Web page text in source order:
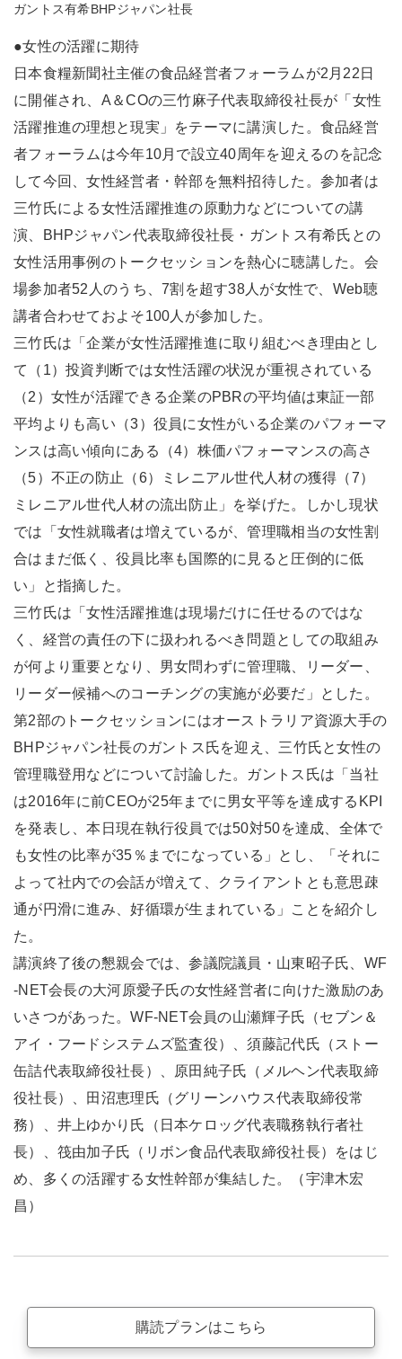
ガントス有希BHPジャパン社長
●女性の活躍に期待
日本食糧新聞社主催の食品経営者フォーラムが2月22日
に開催され、A＆COの三竹麻子代表取締役社長が「女性
活躍推進の理想と現実」をテーマに講演した。食品経営
者フォーラムは今年10月で設立40周年を迎えるのを記念
して今回、女性経営者・幹部を無料招待した。参加者は
三竹氏による女性活躍推進の原動力などについての講
演、BHPジャパン代表取締役社長・ガントス有希氏との
女性活用事例のトークセッションを熱心に聴講した。会
場参加者52人のうち、7割を超す38人が女性で、Web聴
講者合わせておよそ100人が参加した。
三竹氏は「企業が女性活躍推進に取り組むべき理由とし
て（1）投資判断では女性活躍の状況が重視されている
（2）女性が活躍できる企業のPBRの平均値は東証一部
平均よりも高い（3）役員に女性がいる企業のパフォーマ
ンスは高い傾向にある（4）株価パフォーマンスの高さ
（5）不正の防止（6）ミレニアル世代人材の獲得（7）
ミレニアル世代人材の流出防止」を挙げた。しかし現状
では「女性就職者は増えているが、管理職相当の女性割
合はまだ低く、役員比率も国際的に見ると圧倒的に低
い」と指摘した。
三竹氏は「女性活躍推進は現場だけに任せるのではな
く、経営の責任の下に扱われるべき問題としての取組み
が何より重要となり、男女問わずに管理職、リーダー、
リーダー候補へのコーチングの実施が必要だ」とした。
第2部のトークセッションにはオーストラリア資源大手の
BHPジャパン社長のガントス氏を迎え、三竹氏と女性の
管理職登用などについて討論した。ガントス氏は「当社
は2016年に前CEOが25年までに男女平等を達成するKPI
を発表し、本日現在執行役員では50対50を達成、全体で
も女性の比率が35％までになっている」とし、「それに
よって社内での会話が増えて、クライアントとも意思疎
通が円滑に進み、好循環が生まれている」ことを紹介し
た。
講演終了後の懇親会では、参議院議員・山東昭子氏、WF
-NET会長の大河原愛子氏の女性経営者に向けた激励のあ
いさつがあった。WF-NET会員の山瀬輝子氏（セブン＆
アイ・フードシステムズ監査役）、須藤記代氏（ストー
缶詰代表取締役社長）、原田純子氏（メルヘン代表取締
役社長）、田沼恵理氏（グリーンハウス代表取締役常
務）、井上ゆかり氏（日本ケロッグ代表職務執行者社
長）、筏由加子氏（リボン食品代表取締役社長）をはじ
め、多くの活躍する女性幹部が集結した。（宇津木宏
昌）
購読プランはこちら